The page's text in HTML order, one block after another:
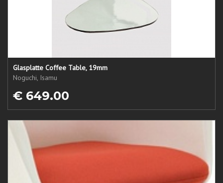
Glasplatte Coffee Table, 19mm
Noguchi, Isamu
€ 649.00